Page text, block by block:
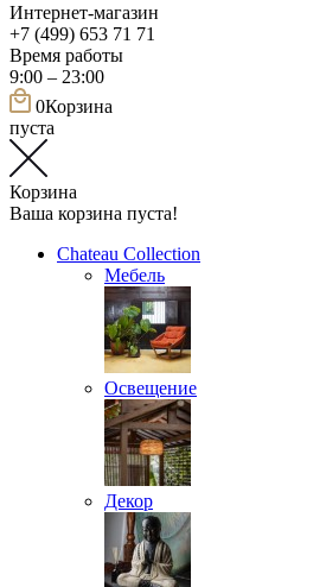
Интернет-магазин
+7 (499) 653 71 71
Время работы
9:00 – 23:00
0Корзина
пуста
Корзина
Ваша корзина пуста!
Chateau Collection
Мебель
Освещение
Декор